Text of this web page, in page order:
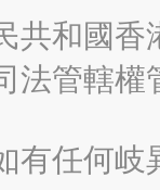
共和國
法管轄權
有任何